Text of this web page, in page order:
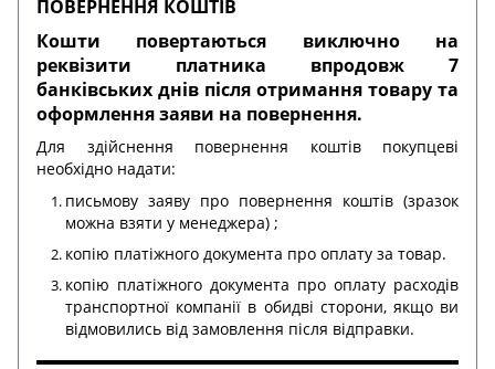
ПОВЕРНЕННЯ КОШТІВ
Кошти повертаються виключно на
реквізити платника впродовж 7
банківських днів після отримання товару та
оформлення заяви на повернення.
Для здійснення повернення коштів покупцеві
необхідно надати:
письмову заяву про повернення коштів (зразок
можна взяти у менеджера) ;
копію платіжного документа про оплату за товар.
копію платіжного документа про оплату расходів
транспортної компанії в обидві сторони, якщо ви
відмовились від замовлення після відправки.